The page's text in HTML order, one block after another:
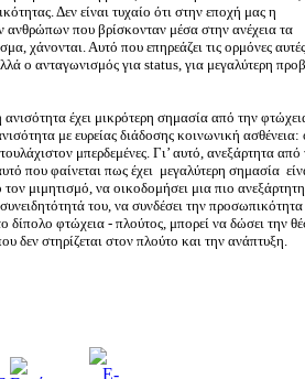
Δεν είναι τυχαίο ότι στην εποχή μας η
ανθρώπων που βρίσκονταν μέσα στην ανέχεια τα
χάνονται. Αυτό που επηρεάζει τις ορμόνες αυτές
ο ανταγωνισμός για status, για μεγαλύτερη
ανισότητα έχει μικρότερη σημασία από την
με ευρείας διάδοσης κοινωνική ασθένεια:
μπερδεμένες. Γι’ αυτό, ανεξάρτητα από
που φαίνεται πως έχει μεγαλύτερη σημασία
μιμητισμό, να οικοδομήσει μια πιο ανεξάρτητη
του, να συνδέσει την προσωπικότητα
δίπολο φτώχεια - πλούτος, μπορεί να δώσει την
δεν στηρίζεται στον πλούτο και την ανάπτυξη.